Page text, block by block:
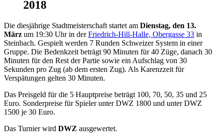
2018
Die diesjährige Stadtmeisterschaft startet am Dienstag, den 13.
März um 19:30 Uhr in derFriedrich-Hill-Halle, Obergasse 33 in
Steinbach. Gespielt werden 7 Runden Schweizer System in einer
Gruppe. Die Bedenkzeit beträgt 90 Minuten für 40 Züge, danach 30
Minuten für den Rest der Partie sowie ein Aufschlag von 30
Sekunden pro Zug (ab dem ersten Zug). Als Karenzzeit für
Verspätungen gelten 30 Minuten.
Das Preisgeld für die 5 Hauptpreise beträgt 100, 70, 50, 35 und 25
Euro. Sonderpreise für Spieler unter DWZ 1800 und unter DWZ
1500 je 30 Euro.
Das Turnier wird DWZ ausgewertet.